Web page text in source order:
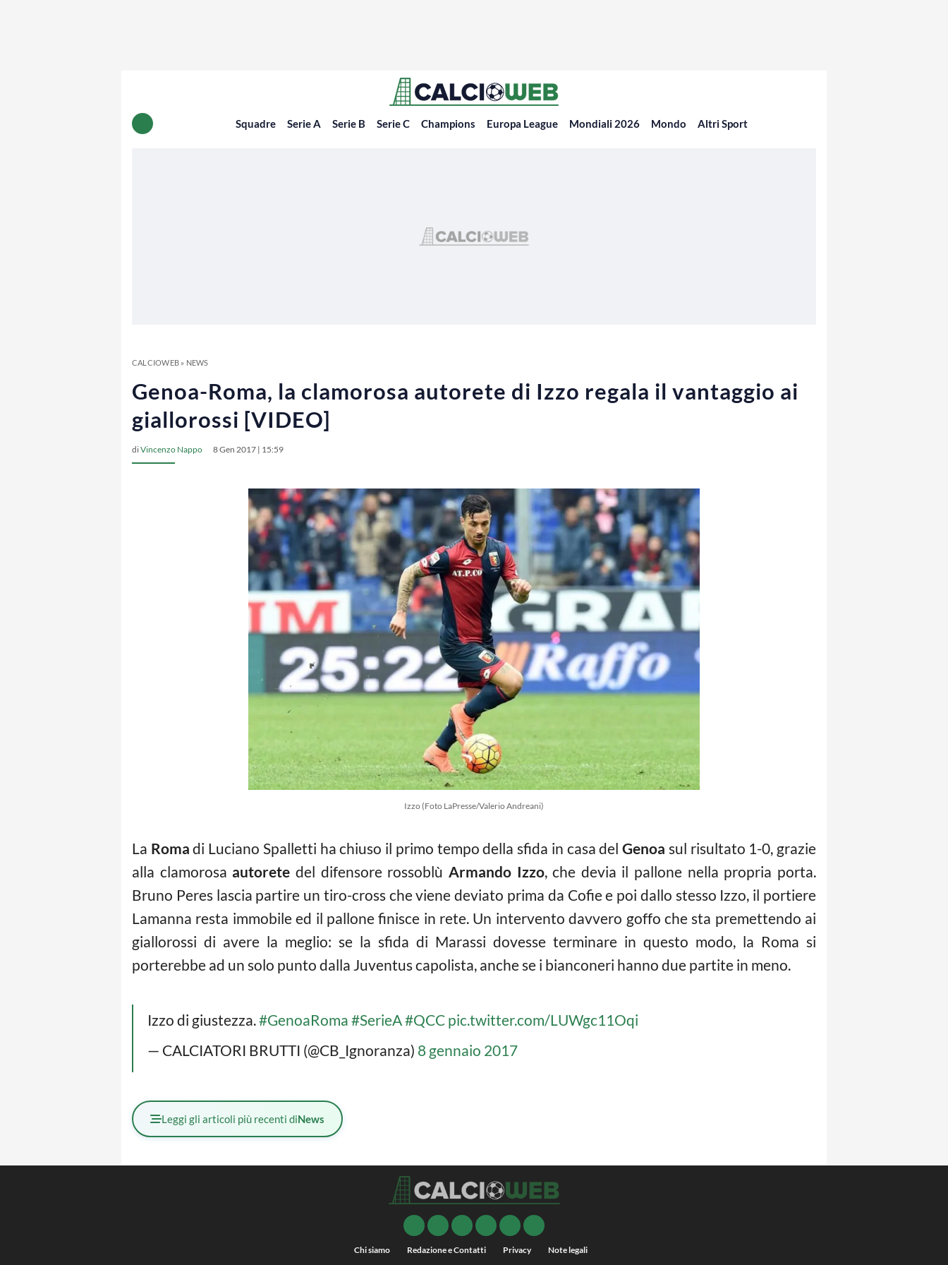
Squadre Serie A Serie B Serie C Champions Europa League Mondiali 2026 Mondo Altri Sport
CALCIOWEB» NEWS
Genoa-Roma, la clamorosa autorete di Izzo regala il vantaggio ai
giallorossi [VIDEO]
diVincenzo Nappo 8 Gen 2017 | 15:59
Izzo (Foto LaPresse/Valerio Andreani)
La Roma di Luciano Spalletti ha chiuso il primo tempo della sfida in casa delGenoa sul risultato 1-0, grazie
alla clamorosa autorete del difensore rossoblù Armando Izzo, che devia il pallone nella propria porta.
Bruno Peres lascia partire un tiro-cross che viene deviato prima da Cofie e poi dallo stesso Izzo, il portiere
Lamanna resta immobile ed il pallone finisce in rete. Un intervento davvero goffo che sta premettendo ai
giallorossi di avere la meglio: se la sfida di Marassi dovesse terminare in questo modo, la Roma si
porterebbe ad un solo punto dalla Juventus capolista, anche se i bianconeri hanno due partite in meno.
Izzo di giustezza.#GenoaRoma #SerieA#QCC pic.twitter.com/LUWgc11Oqi
— CALCIATORI BRUTTI (@CB_Ignoranza) 8 gennaio 2017
Leggi gli articoli più recenti diNews
Chi siamo Redazione e Contatti Privacy Note legali